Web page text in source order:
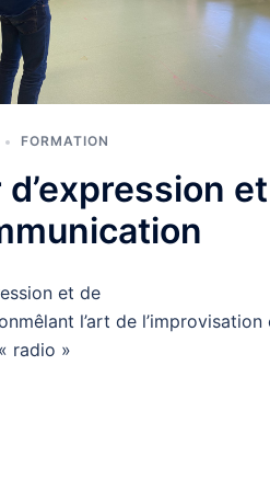
FORMATION
et
et de
l’art de l’improvisation
radio »